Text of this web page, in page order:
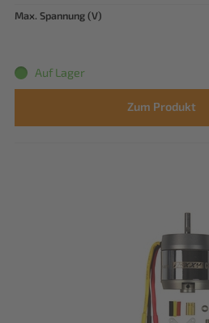
Max. Spannung (V)
Auf Lager
Zum Produkt